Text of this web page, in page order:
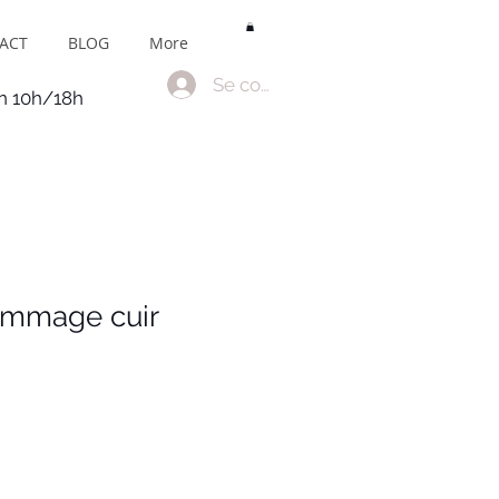
BLOG More
10h/18h
Se connecter
cuir